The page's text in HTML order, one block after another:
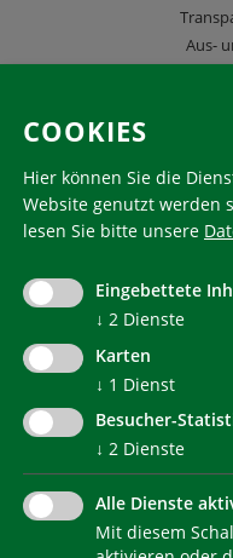
Aus-
KlimaHaus ist eine
© 2022 Agentur
COOKIES
Hier können Sie die
Website genutzt werden
lesen Sie bitte unsere
Eingebettete
↓ 2 Dienste
Karten
↓ 1 Dienst
Besucher-
↓ 2 Dienste
Alle Dienste
Mit diesem